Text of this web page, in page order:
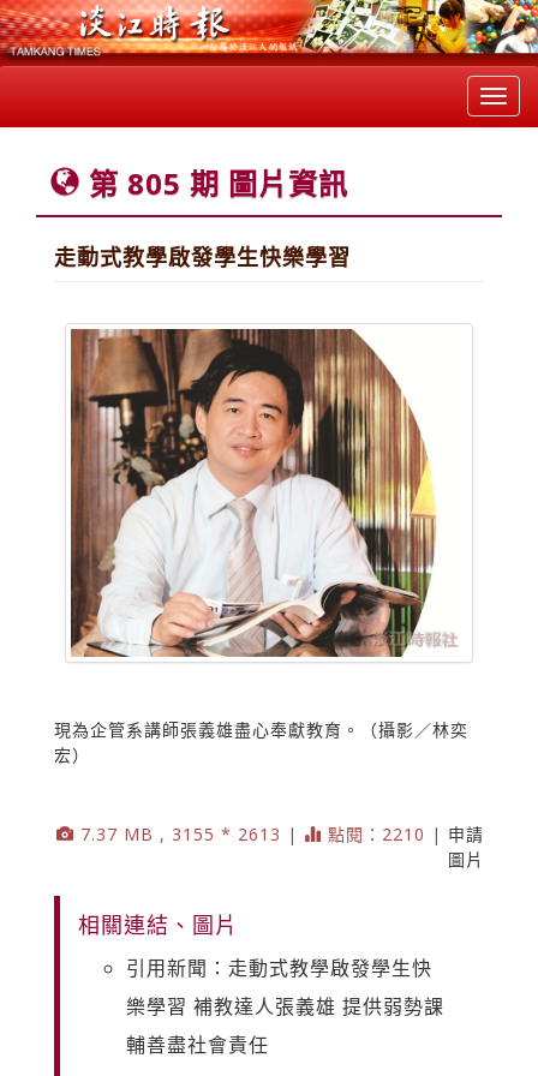
第 805 期 圖片資訊
走動式教學啟發學生快樂學習
現為企管系講師張義雄盡心奉獻教育。（攝影／林奕
宏）
7.37 MB , 3155 * 2613 | 點閱：2210 | 申請
圖片
相關連結、圖片
引用新聞：走動式教學啟發學生快
樂學習 補教達人張義雄 提供弱勢課
輔善盡社會責任